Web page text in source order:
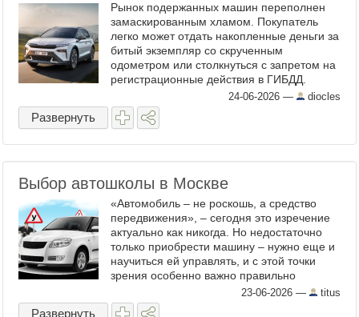
Рынок подержанных машин переполнен
замаскированным хламом. Покупатель
легко может отдать накопленные деньги за
битый экземпляр со скрученным
одометром или столкнуться с запретом на
регистрационные действия в ГИБДД.
Чтобы не остаться без денег и без колес,
нужно жестко контролировать ...
24-06-2026 — diocles
Развернуть
Выбор автошколы в Москве
«Автомобиль – не роскошь, а средство
передвижения», – сегодня это изречение
актуально как никогда. Но недостаточно
только приобрести машину – нужно еще и
научиться ей управлять, и с этой точки
зрения особенно важно правильно
выбрать автошколу. В Москве таковых
немало – как найти ...
23-06-2026 — titus
Развернуть